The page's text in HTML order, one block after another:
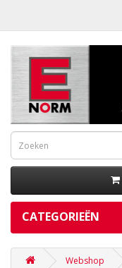
CATEGORIEËN
Webshop